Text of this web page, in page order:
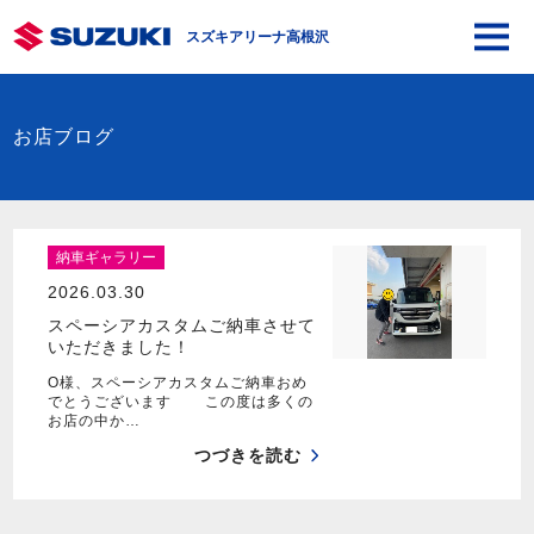
スズキアリーナ高根沢
お店ブログ
納車ギャラリー
2026.03.30
スペーシアカスタムご納車させて
いただきました！
O様、スペーシアカスタムご納車おめ
でとうございます この度は多くの
お店の中か…
つづきを読む